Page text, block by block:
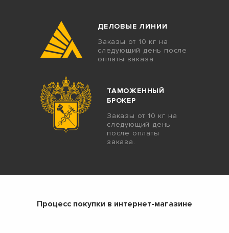
ДЕЛОВЫЕ ЛИНИИ
Заказы от 10 кг на
следующий день после
оплаты заказа.
ТАМОЖЕННЫЙ
БРОКЕР
Заказы от 10 кг на
следующий день
после оплаты
заказа.
Процесс покупки в интернет-магазине